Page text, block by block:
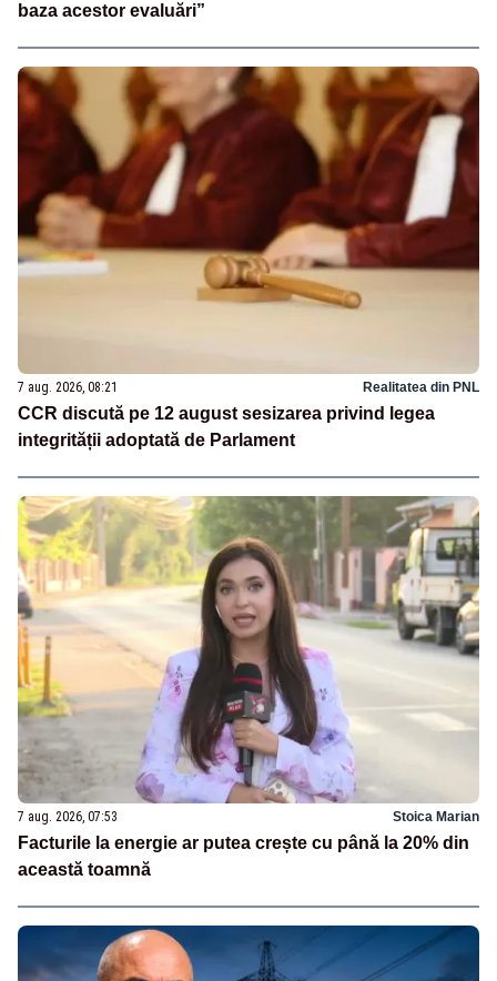
baza acestor evaluări”
7 aug. 2026, 08:21 Realitatea din PNL
CCR discută pe 12 august sesizarea privind legea
integrității adoptată de Parlament
7 aug. 2026, 07:53 Stoica Marian
Facturile la energie ar putea crește cu până la 20% din
această toamnă